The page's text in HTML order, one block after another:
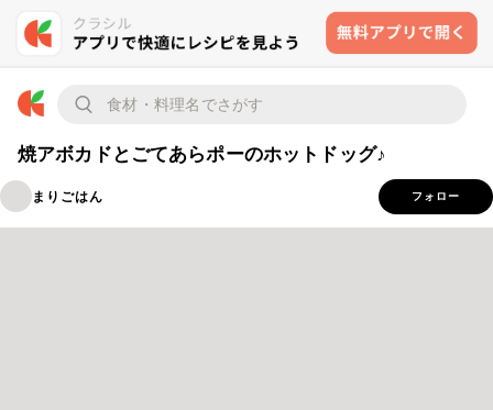
焼アボカドとごてあらポーのホットドッグ♪
まりごはん フォロー